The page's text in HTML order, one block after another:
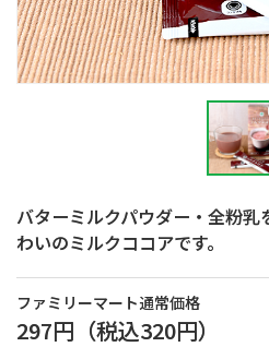
バターミルクパウダー・全粉
わいのミルクココアです。
ファミリーマート通常価格
297円 （税込320円）